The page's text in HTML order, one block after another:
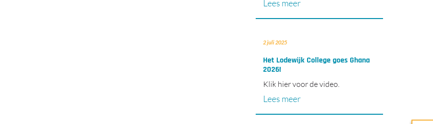
Lees meer
2 juli 2025
Het Lodewijk College goes Ghana
2026!
Klik hier voor de video.
Lees meer